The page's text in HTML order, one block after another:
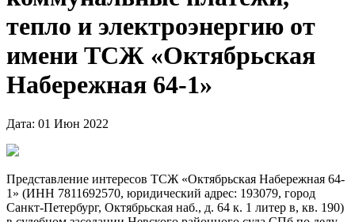
тепло и электроэнергию от
имени ТСЖ «Октябрьская
Набережная 64-1»
Дата: 01 Июн 2022
Представление интересов ТСЖ «Октябрьская Набережная 64-
1» (ИНН 7811692570, юридический адрес: 193079, город
Санкт-Петербург, Октябрьская наб., д. 64 к. 1 литер в, кв. 190)